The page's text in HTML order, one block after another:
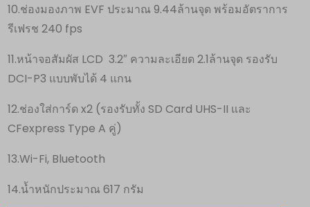
10.ช่องมองภาพ EVF ประมาณ 9.44ล้านจุด พร้อมอัตราการ
รีเฟรช 240 fps
11.หน้าจอสัมผัส LCD 3.2″ ความละเอียด 2.1ล้านจุด รองรับ
DCI-P3 แบบพับได้ 4 แกน
12.ช่องใส่การ์ด x2 (รองรับทั้ง SD Card UHS-II และ
CFexpress Type A คู่)
13.Wi-Fi, Bluetooth
14.น้ำหนักประมาณ 617 กรัม